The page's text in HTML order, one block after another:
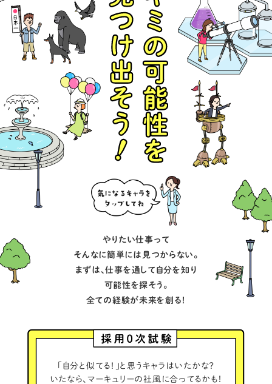
やりたい仕事って
そんなに簡単には見つからない。
まずは、仕事を通して自分を知り
可能性を探そう。
全ての経験が未来を創る！
「自分と似てる！」と思うキャラはいたかな？
いたなら、マーキュリーの社風に合ってるかも！